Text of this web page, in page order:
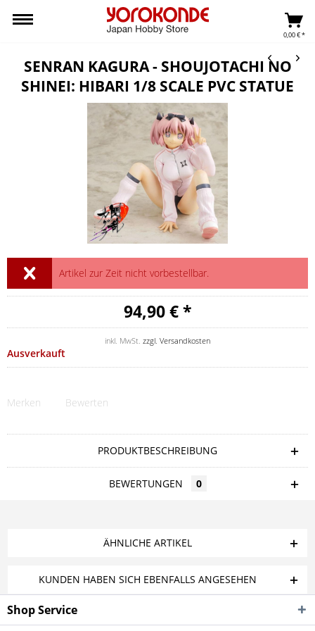
0,00 € *
SENRAN KAGURA - SHOUJOTACHI NO
SHINEI: HIBARI 1/8 SCALE PVC STATUE
Artikel zur Zeit nicht vorbestellbar.
94,90 € *
inkl. MwSt. zzgl. Versandkosten
Ausverkauft
Merken Bewerten
PRODUKTBESCHREIBUNG
BEWERTUNGEN 0
ÄHNLICHE ARTIKEL
KUNDEN HABEN SICH EBENFALLS ANGESEHEN
Shop Service